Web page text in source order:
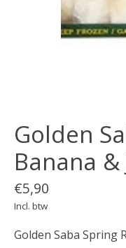
Golden
Banana
€5,90
Incl. btw
Golden Saba Spring